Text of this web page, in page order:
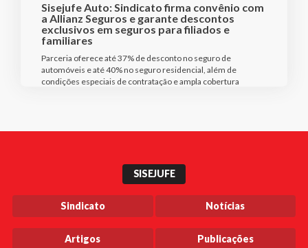
Sisejufe Auto: Sindicato firma convênio com
a Allianz Seguros e garante descontos
exclusivos em seguros para filiados e
familiares
Parceria oferece até 37% de desconto no seguro de
automóveis e até 40% no seguro residencial, além de
condições especiais de contratação e ampla cobertura
SISEJUFE
Sindicato Notícias
Artigos Publicações